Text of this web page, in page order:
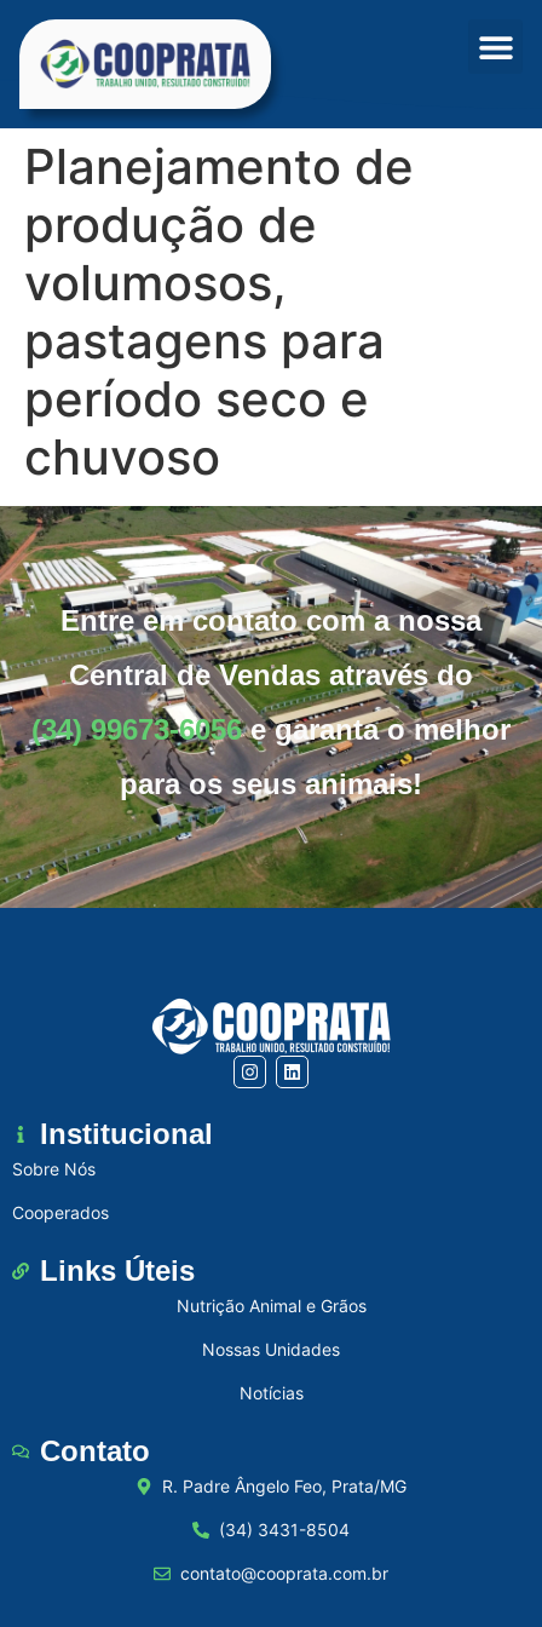
Planejamento de
produção de
volumosos,
pastagens para
período seco e
chuvoso
Entre em contato com a nossa
Central de Vendas através do
(34) 99673-6056 e garanta o melhor
para os seus animais!
Institucional
Sobre Nós
Cooperados
Links Úteis
Nutrição Animal e Grãos
Nossas Unidades
Notícias
Contato
R. Padre Ângelo Feo, Prata/MG
(34) 3431-8504
contato@cooprata.com.br